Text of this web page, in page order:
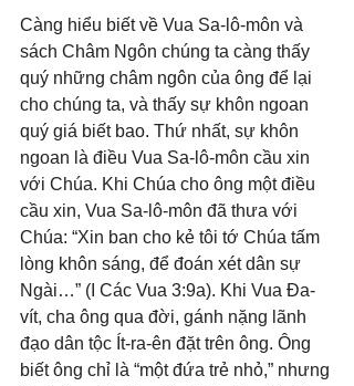
Càng hiểu biết về Vua Sa-lô-môn và
sách Châm Ngôn chúng ta càng thấy
quý những châm ngôn của ông để lại
cho chúng ta, và thấy sự khôn ngoan
quý giá biết bao. Thứ nhất, sự khôn
ngoan là điều Vua Sa-lô-môn cầu xin
với Chúa. Khi Chúa cho ông một điều
cầu xin, Vua Sa-lô-môn đã thưa với
Chúa: “Xin ban cho kẻ tôi tớ Chúa tấm
lòng khôn sáng, để đoán xét dân sự
Ngài…” (I Các Vua 3:9a). Khi Vua Đa-
vít, cha ông qua đời, gánh nặng lãnh
đạo dân tộc Ít-ra-ên đặt trên ông. Ông
biết ông chỉ là “một đứa trẻ nhỏ,” nhưng